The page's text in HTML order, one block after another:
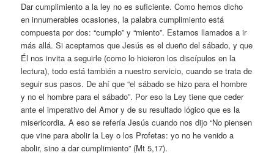
Dar cumplimiento a la ley no es suficiente. Como hemos dicho
en innumerables ocasiones, la palabra cumplimiento está
compuesta por dos: “cumplo” y “miento”. Estamos llamados a ir
más allá. Si aceptamos que Jesús es el dueño del sábado, y que
Él nos invita a seguirle (como lo hicieron los discípulos en la
lectura), todo está también a nuestro servicio, cuando se trata de
seguir sus pasos. De ahí que “el sábado se hizo para el hombre
y no el hombre para el sábado”. Por eso la Ley tiene que ceder
ante el imperativo del Amor y de su resultado lógico que es la
misericordia. A eso se refería Jesús cuando nos dijo “No piensen
que vine para abolir la Ley o los Profetas: yo no he venido a
abolir, sino a dar cumplimiento” (Mt 5,17).